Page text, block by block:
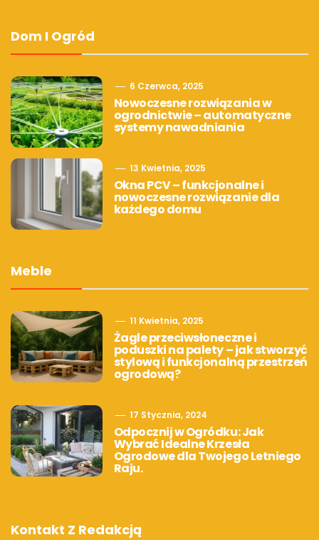
Dom I Ogród
6 Czerwca, 2025
Nowoczesne rozwiązania w
ogrodnictwie – automatyczne
systemy nawadniania
13 Kwietnia, 2025
Okna PCV – funkcjonalne i
nowoczesne rozwiązanie dla
każdego domu
Meble
11 Kwietnia, 2025
Żagle przeciwsłoneczne i
poduszki na palety – jak stworzyć
stylową i funkcjonalną przestrzeń
ogrodową?
17 Stycznia, 2024
Odpocznij w Ogródku: Jak
Wybrać Idealne Krzesła
Ogrodowe dla Twojego Letniego
Raju.
Kontakt Z Redakcją